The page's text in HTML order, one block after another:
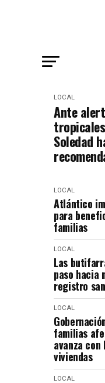
LOCAL
Ante
Soledad
LOCAL
Atlántico
para
familias
LOCAL
Las
paso hacia
registro
LOCAL
familias
avanza
viviendas
LOCAL